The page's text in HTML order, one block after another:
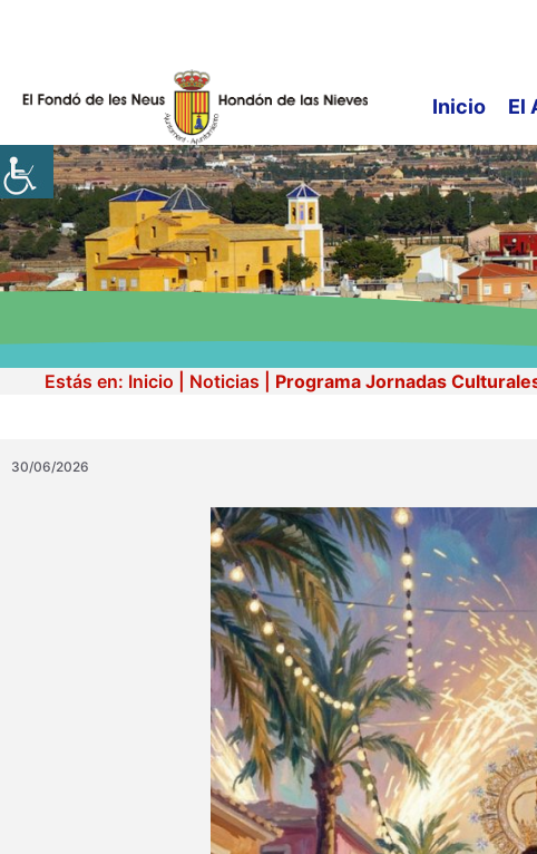
Inicio El
Estás en: Inicio Noticias Programa Jornadas
30/06/2026